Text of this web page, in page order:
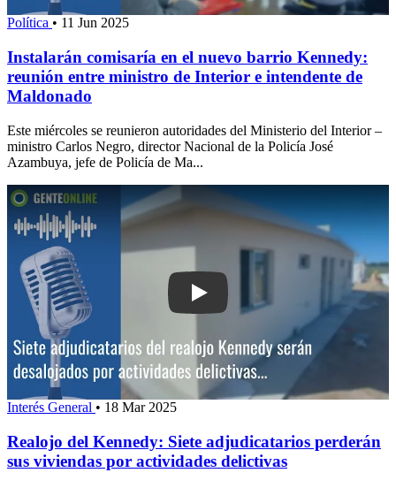
Política • 11 Jun 2025
Instalarán comisaría en el nuevo barrio Kennedy:
reunión entre ministro de Interior e intendente de
Maldonado
Este miércoles se reunieron autoridades del Ministerio del Interior –
ministro Carlos Negro, director Nacional de la Policía José
Azambuya, jefe de Policía de Ma...
Play: Realojo del Kennedy: Siete
Interés General • 18 Mar 2025
Realojo del Kennedy: Siete adjudicatarios perderán
sus viviendas por actividades delictivas